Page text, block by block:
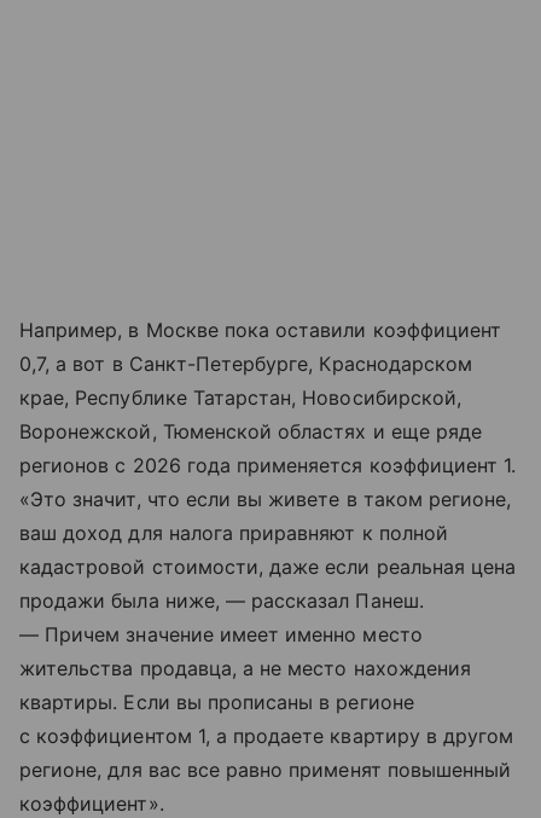
Например, в Москве пока оставили коэффициент
0,7, а вот в Санкт-Петербурге, Краснодарском
крае, Республике Татарстан, Новосибирской,
Воронежской, Тюменской областях и еще ряде
регионов с 2026 года применяется коэффициент 1.
«Это значит, что если вы живете в таком регионе,
ваш доход для налога приравняют к полной
кадастровой стоимости, даже если реальная цена
продажи была ниже, — рассказал Панеш.
— Причем значение имеет именно место
жительства продавца, а не место нахождения
квартиры. Если вы прописаны в регионе
с коэффициентом 1, а продаете квартиру в другом
регионе, для вас все равно применят повышенный
коэффициент».